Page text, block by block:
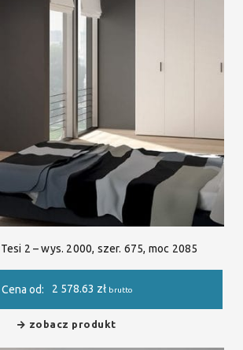
2 – wys. 2000, szer. 675, moc 2085
Cena od: 2 578.63 zł brutto
zobacz produkt